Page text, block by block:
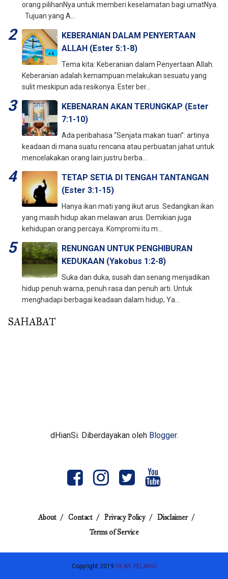
orang pilihanNya untuk memberi keselamatan bagi umatNya.
Tujuan yang A...
KEBERANIAN DALAM PENYERTAAN
ALLAH (Ester 5:1-8)
Tema kita: Keberanian dalam Penyertaan Allah.
Keberanian adalah kemampuan melakukan sesuatu yang
sulit meskipun ada resikonya. Ester ber...
KEBENARAN AKAN TERUNGKAP (Ester
7:1-10)
Ada peribahasa “Senjata makan tuan”: artinya
keadaan di mana suatu rencana atau perbuatan jahat untuk
mencelakakan orang lain justru berba...
TETAP SETIA DI TENGAH TANTANGAN
(Ester 3:1-15)
Hanya ikan mati yang ikut arus. Sedangkan ikan
yang masih hidup akan melawan arus. Demikian juga
kehidupan orang percaya. Kompromi itu m...
RENUNGAN UNTUK PENGHIBURAN
KEDUKAAN (Yakobus 1:2-8)
Suka dan duka, susah dan senang menjadikan
hidup penuh warna, penuh rasa dan penuh arti. Untuk
menghadapi berbagai keadaan dalam hidup, Ya...
SAHABAT
dHianSi. Diberdayakan oleh Blogger.
About Contact Privacy Policy
Disclaimer
Terms of Service
Copyright 2019 DEAR PELANGI